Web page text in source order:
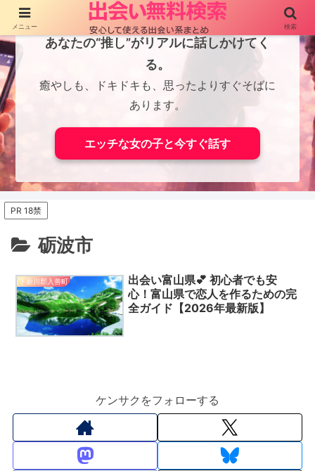
あなたの“推し”がリアルに話しかけてく
る。
癒やしも、ドキドキも、思ったよりすぐそばに
あります。
エッチな女の子と今すぐ話す
PR 18禁
砺波市
下新川郡入善町
出会い富山県💕 初心者でも安
心！富山県で恋人を作るための完
全ガイド【2026年最新版】
ケンサクをフォローする
メニュー 検索